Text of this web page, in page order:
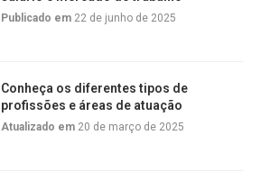
Publicado em 22 de junho de 2025
Conheça os diferentes tipos de
profissões e áreas de atuação
Atualizado em 20 de março de 2025